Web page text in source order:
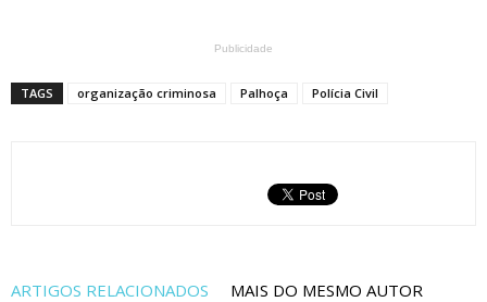
Publicidade
TAGS organização criminosa Palhoça Polícia Civil
ARTIGOS RELACIONADOS MAIS DO MESMO AUTOR